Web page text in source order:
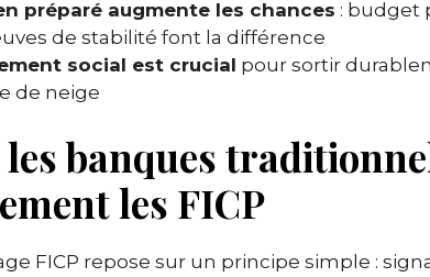
préparé augmente les chances : budget
de stabilité font la différence
social est crucial pour sortir
de neige
banques
les FICP
FICP repose sur un principe simple :